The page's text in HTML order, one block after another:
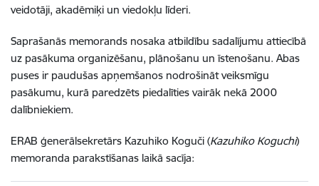
veidotāji, akadēmiķi un viedokļu līderi.
Saprašanās memorands nosaka atbildību sadalījumu attiecībā
uz pasākuma organizēšanu, plānošanu un īstenošanu. Abas
puses ir paudušas apņemšanos nodrošināt veiksmīgu
pasākumu, kurā paredzēts piedalīties vairāk nekā 2000
dalībniekiem.
ERAB ģenerālsekretārs Kazuhiko Koguči (Kazuhiko Koguchi)
memoranda parakstīšanas laikā sacīja: